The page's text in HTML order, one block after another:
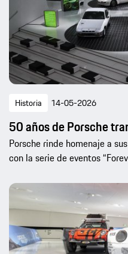
Historia 14-05-2026
50 años de Porsche
Porsche rinde homenaje a
con la serie de eventos